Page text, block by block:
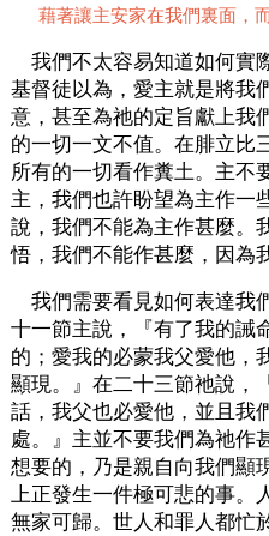
藉著讓主安家在我們裏面，
我們不太容易知道如何實
基督徒以為，愛主就是將我
意，甚至為祂的定旨獻上我
的一切一文不值。在腓立比
所有的一切看作糞土。主不
主，我們也許盼望為主作一
說，我們不能為主作甚麼。
悟，我們不能作甚麼，因為
我們需要看見如何表達我
十一節主說，『有了我的誡
的；愛我的必蒙我父愛他，
顯現。』在二十三節祂說，
話，我父也必愛他，並且我
處。』主並不要我們為祂作
想要的，乃是親自向我們顯
上正發生一件極可悲的事。
無家可歸。世人和罪人都忙